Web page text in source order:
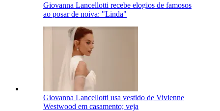
Giovanna Lancellotti recebe elogios de famosos
ao posar de noiva: "Linda"
Giovanna Lancellotti usa vestido de Vivienne
Westwood em casamento; veja